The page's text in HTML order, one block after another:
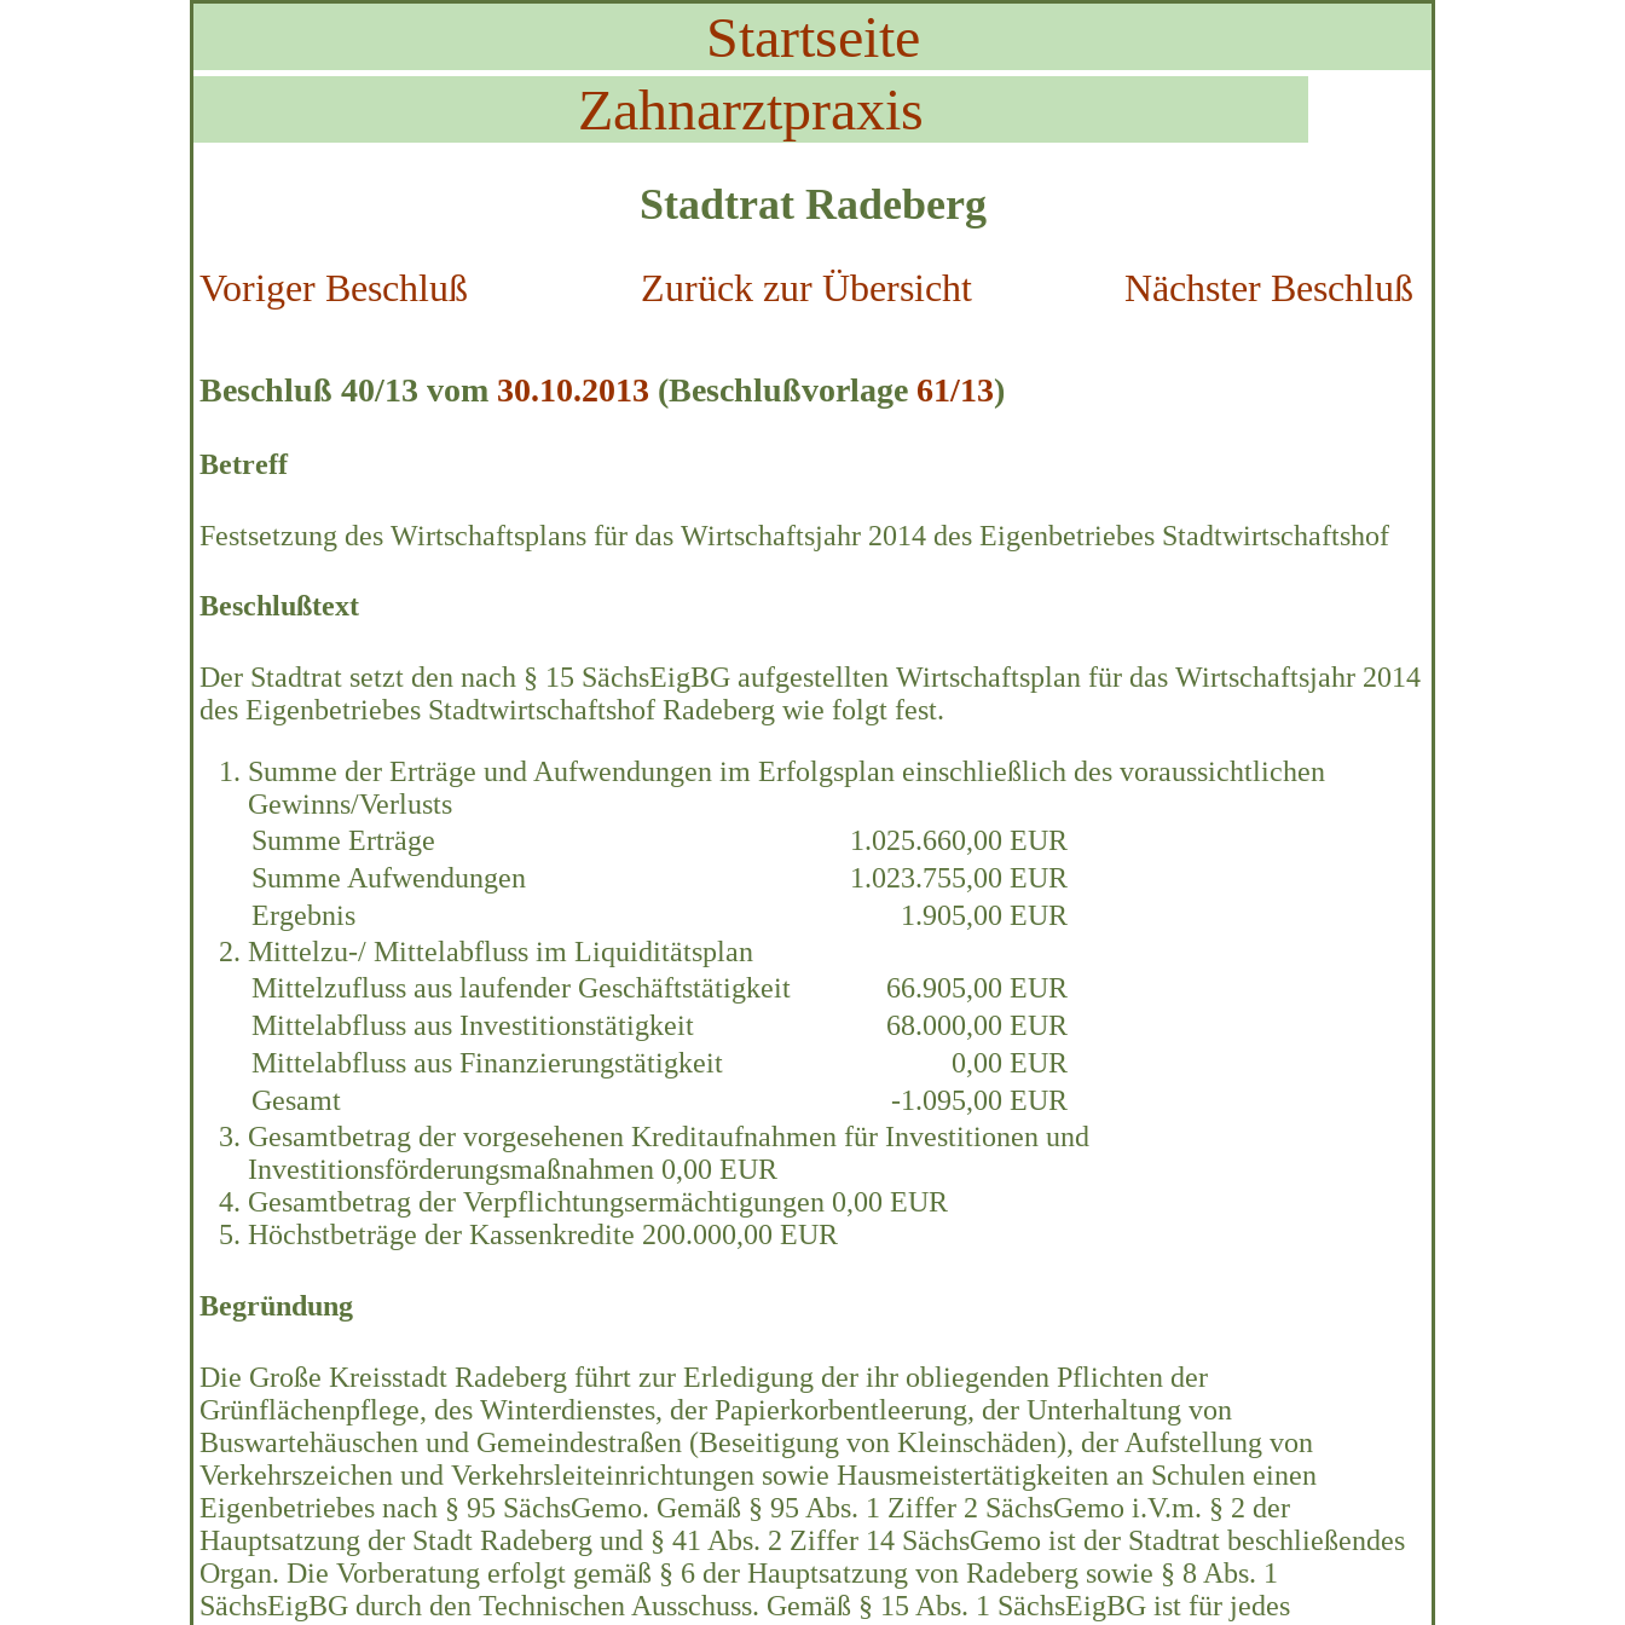
Startseite
Zahnarztpraxis
Stadtrat Radeberg
Voriger Beschluß Zurück zur Übersicht Nächster Beschluß
Beschluß 40/13 vom 30.10.2013 (Beschlußvorlage 61/13)
Betreff
Festsetzung des Wirtschaftsplans für das Wirtschaftsjahr 2014 des Eigenbetriebes Stadtwirtschaftshof
Beschlußtext
Der Stadtrat setzt den nach § 15 SächsEigBG aufgestellten Wirtschaftsplan für das Wirtschaftsjahr 2014
des Eigenbetriebes Stadtwirtschaftshof Radeberg wie folgt fest.
Summe der Erträge und Aufwendungen im Erfolgsplan einschließlich des voraussichtlichen
Gewinns/Verlusts
Summe Erträge
1.025.660,00 EUR
Summe Aufwendungen
1.023.755,00 EUR
Ergebnis
1.905,00 EUR
Mittelzu-/ Mittelabfluss im Liquiditätsplan
Mittelzufluss aus laufender Geschäftstätigkeit
66.905,00 EUR
Mittelabfluss aus Investitionstätigkeit
68.000,00 EUR
Mittelabfluss aus Finanzierungstätigkeit
0,00 EUR
Gesamt
-1.095,00 EUR
Gesamtbetrag der vorgesehenen Kreditaufnahmen für Investitionen und
Investitionsförderungsmaßnahmen 0,00 EUR
Gesamtbetrag der Verpflichtungsermächtigungen 0,00 EUR
Höchstbeträge der Kassenkredite 200.000,00 EUR
Begründung
Die Große Kreisstadt Radeberg führt zur Erledigung der ihr obliegenden Pflichten der
Grünflächenpflege, des Winterdienstes, der Papierkorbentleerung, der Unterhaltung von
Buswartehäuschen und Gemeindestraßen (Beseitigung von Kleinschäden), der Aufstellung von
Verkehrszeichen und Verkehrsleiteinrichtungen sowie Hausmeistertätigkeiten an Schulen einen
Eigenbetriebes nach § 95 SächsGemo. Gemäß § 95 Abs. 1 Ziffer 2 SächsGemo i.V.m. § 2 der
Hauptsatzung der Stadt Radeberg und § 41 Abs. 2 Ziffer 14 SächsGemo ist der Stadtrat beschließendes
Organ. Die Vorberatung erfolgt gemäß § 6 der Hauptsatzung von Radeberg sowie § 8 Abs. 1
SächsEigBG durch den Technischen Ausschuss. Gemäß § 15 Abs. 1 SächsEigBG ist für jedes